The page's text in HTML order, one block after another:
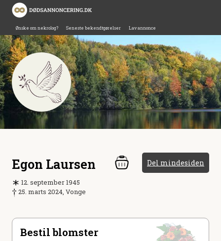
Ønske om nekrolog? Seneste bekendtgørelser Lav annonce
Egon Laursen Del mindesiden
12. september 1945
25. marts 2024, Vonge
Bestil blomster